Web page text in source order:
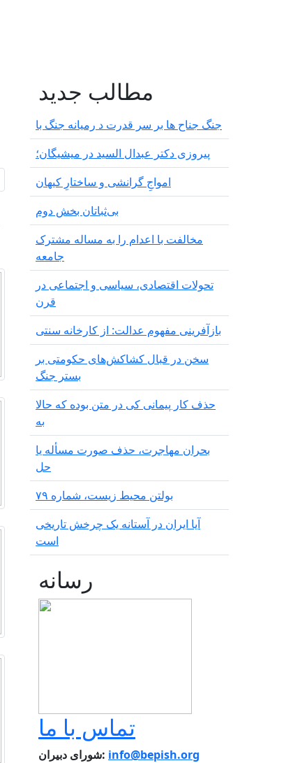
مطالب جدید
جنگ جناح ها بر سر قدرت د رمیانە جنگ با
پیروزی دکتر عبدال السید در میشیگان؛
‌امواجِ گرانشی و ساختارِ کیهان
بی‌ثباتان بخش دوم
مخالفت با اعدام را به مساله مشترک
جامعه
تحولات اقتصادی، سیاسی و اجتماعی در
قرن
بازآفرینی مفهوم عدالت: از کارخانه سنتی
سخن در قبال کشاکش‌های حکومتی بر
بستر جنگ
حذف کار پیمانی کی در متن بودە کە حالا
بە
بحران مهاجرت‌، حذف صورت مسأله یا
حل
بولتن محیط زیست، شماره ۷۹
آیا ایران در آستانه یک چرخش تاریخی
است
رسانه
تماس با ما
شورای دبیران: info@bepish.org